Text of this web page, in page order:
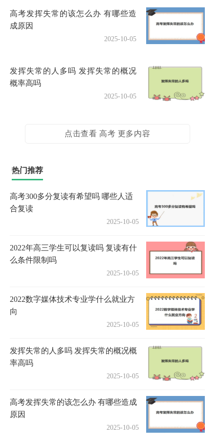
高考发挥失常的该怎么办 有哪些造
成原因
2025-10-05
发挥失常的人多吗 发挥失常的概况
概率高吗
2025-10-05
点击查看 高考 更多内容
热门推荐
高考300多分复读有希望吗 哪些人适
合复读
2025-10-05
2022年高三学生可以复读吗 复读有什
么条件限制吗
2025-10-05
2022数字媒体技术专业学什么就业方
向
2025-10-05
发挥失常的人多吗 发挥失常的概况概
率高吗
2025-10-05
高考发挥失常的该怎么办 有哪些造成
原因
2025-10-05